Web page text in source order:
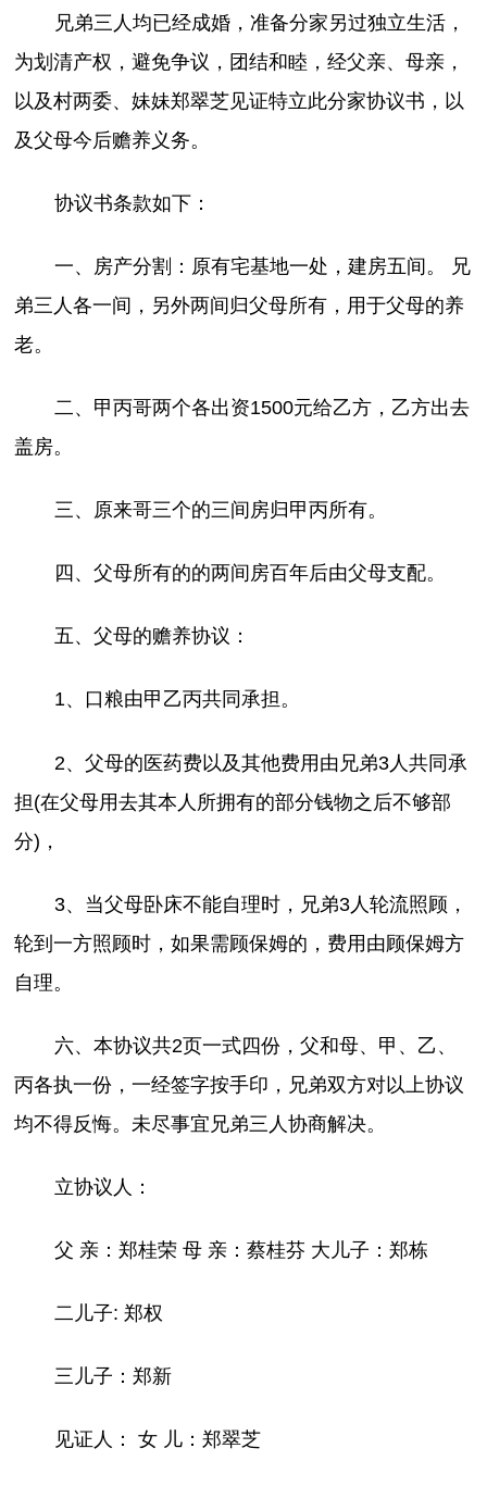
兄弟三人均已经成婚，准备分家另过独立生活，
为划清产权，避免争议，团结和睦，经父亲、母亲，
以及村两委、妹妹郑翠芝见证特立此分家协议书，以
及父母今后赡养义务。
协议书条款如下：
一、房产分割：原有宅基地一处，建房五间。 兄
弟三人各一间，另外两间归父母所有，用于父母的养
老。
二、甲丙哥两个各出资1500元给乙方，乙方出去
盖房。
三、原来哥三个的三间房归甲丙所有。
四、父母所有的的两间房百年后由父母支配。
五、父母的赡养协议：
1、口粮由甲乙丙共同承担。
2、父母的医药费以及其他费用由兄弟3人共同承
担(在父母用去其本人所拥有的部分钱物之后不够部
分)，
3、当父母卧床不能自理时，兄弟3人轮流照顾，
轮到一方照顾时，如果需顾保姆的，费用由顾保姆方
自理。
六、本协议共2页一式四份，父和母、甲、乙、
丙各执一份，一经签字按手印，兄弟双方对以上协议
均不得反悔。未尽事宜兄弟三人协商解决。
立协议人：
父 亲：郑桂荣 母 亲：蔡桂芬 大儿子：郑栋
二儿子: 郑权
三儿子：郑新
见证人： 女 儿：郑翠芝